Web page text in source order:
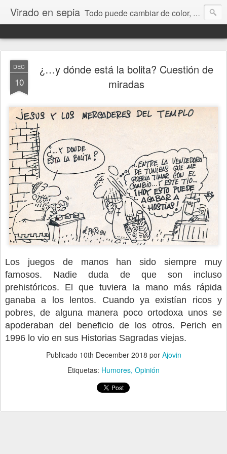
Virado en sepia Todo puede cambiar de color, depende de nosotros y de nuestra capacidad para aprender a mirar. Hablamos de sociedad, economía, empresa, política, RRHH, formación. De Historia reciente, de educación y de temas sociales.
DEC
10
¿…y dónde está la bolita? Cuestión de
miradas
Los juegos de manos han sido siempre muy
famosos. Nadie duda de que son incluso
prehistóricos. El que tuviera la mano más rápida
ganaba a los lentos. Cuando ya existían ricos y
pobres, de alguna manera poco ortodoxa unos se
apoderaban del beneficio de los otros. Perich en
1996 lo vio en sus Historias Sagradas viejas.
Publicado 10th December 2018 por Ajovin
Etiquetas: Humores Opinión